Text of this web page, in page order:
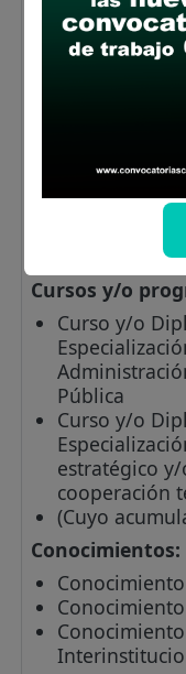
General:
entidades
Específica:
Mínima de
la función o
Mínima de
laboral
Alta
Cursos y/o
Curso y/o
Pública
Curso y/o
estratégico
cooperación
(Cuyo
Conocimientos: